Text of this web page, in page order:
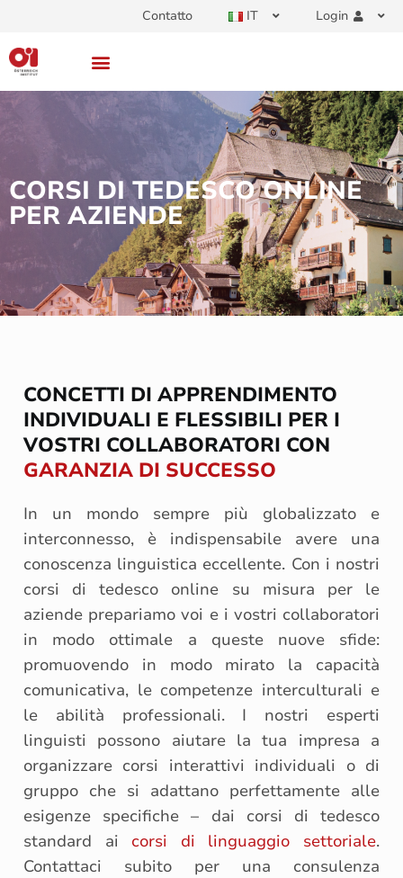
Contatto IT Login
CORSI DI TEDESCO ONLINE
PER AZIENDE
CONCETTI DI APPRENDIMENTO
INDIVIDUALI E FLESSIBILI PER I
VOSTRI COLLABORATORI CON
GARANZIA DI SUCCESSO
In un mondo sempre più globalizzato e
interconnesso, è indispensabile avere una
conoscenza linguistica eccellente. Con i nostri
corsi di tedesco online su misura per le
aziende prepariamo voi e i vostri collaboratori
in modo ottimale a queste nuove sfide:
promuovendo in modo mirato la capacità
comunicativa, le competenze interculturali e
le abilità professionali. I nostri esperti
linguisti possono aiutare la tua impresa a
organizzare corsi interattivi individuali o di
gruppo che si adattano perfettamente alle
esigenze specifiche – dai corsi di tedesco
standard ai corsi di linguaggio settoriale.
Contattaci subito per una consulenza